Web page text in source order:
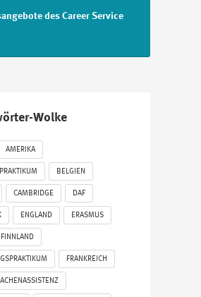
des Career Service
Wolke
AMERIKA
BELGIEN
CAMBRIDGE DAF
ENGLAND ERASMUS
FINNLAND
FRANKREICH